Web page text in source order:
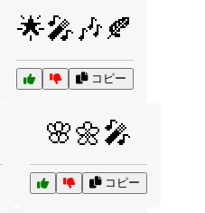
🌟🎤🎶🍂
コピー
🌸🌼🎤
コピー